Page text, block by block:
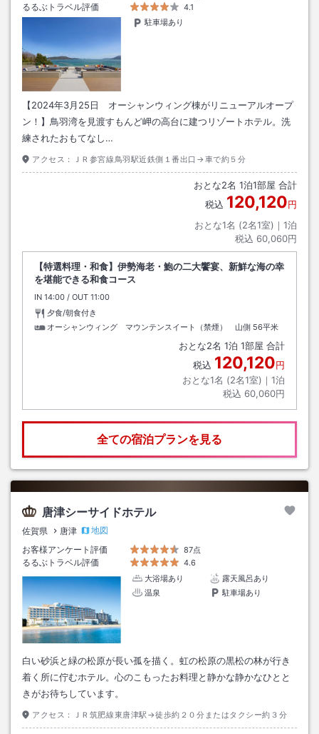
るるぶトラベル評価
4.1
駐車場あり
【2024年3月25日 オーシャンウィング棟がリニューアルオープ
ン！】鳥羽湾を見渡すもんど岬の高台に建つリゾートホテル。洗
練されたおもてなし…
アクセス： ＪＲ参宮線鳥羽駅近鉄側１番出口→車で約５分
おとな2名 1泊1部屋 合計
税込 120,120円
おとな1名 (2名1室)｜ 1泊
税込 60,060円
【特選料理・和食】伊勢海老・鮑の二大饗宴、新鮮な海の幸
を堪能できる和食コース
IN チェックイン
14:00 / OUT チェックアウト
11:00
夕食/朝食付き
オーシャンウィング マウンテンスイート（禁煙） 山側 56平米
おとな2名 1泊 1部屋 合計
税込 120,120円
おとな1名 (2名1室)｜ 1泊
税込 60,060円
全ての宿泊プランを見る
唐津シーサイドホテル
佐賀県 唐津
地図
お客様アンケート評価
87点
るるぶトラベル評価
4.6
大浴場あり
露天風呂あり
温泉
駐車場あり
白い砂浜と緑の松原が長い孤を描く。虹の松原の黒松の林が行き
着く所に佇むホテル。心のこもったお料理と静かな静かなひとと
きがお待ちしています。
アクセス： ＪＲ筑肥線東唐津駅→徒歩約２０分またはタクシー約３分